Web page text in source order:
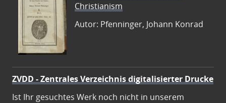
Christianism
Autor: Pfenninger, Johann Konrad
ZVDD - Zentrales Verzeichnis digitalisierter Drucke
Ist Ihr gesuchtes Werk noch nicht in unserem